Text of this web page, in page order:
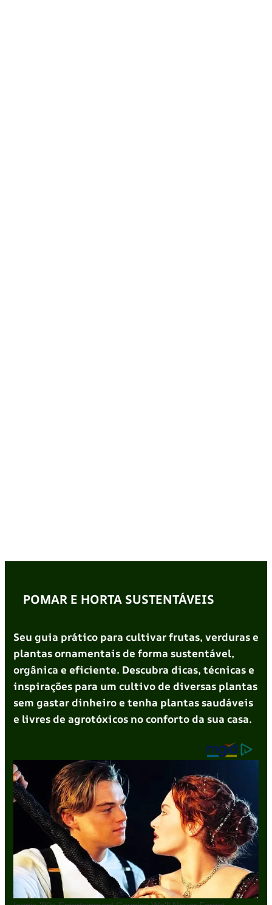
POMAR E HORTA SUSTENTÁVEIS
Seu guia prático para cultivar frutas, verduras e
plantas ornamentais de forma sustentável,
orgânica e eficiente. Descubra dicas, técnicas e
inspirações para um cultivo de diversas plantas
sem gastar dinheiro e tenha plantas saudáveis
e livres de agrotóxicos no conforto da sua casa.